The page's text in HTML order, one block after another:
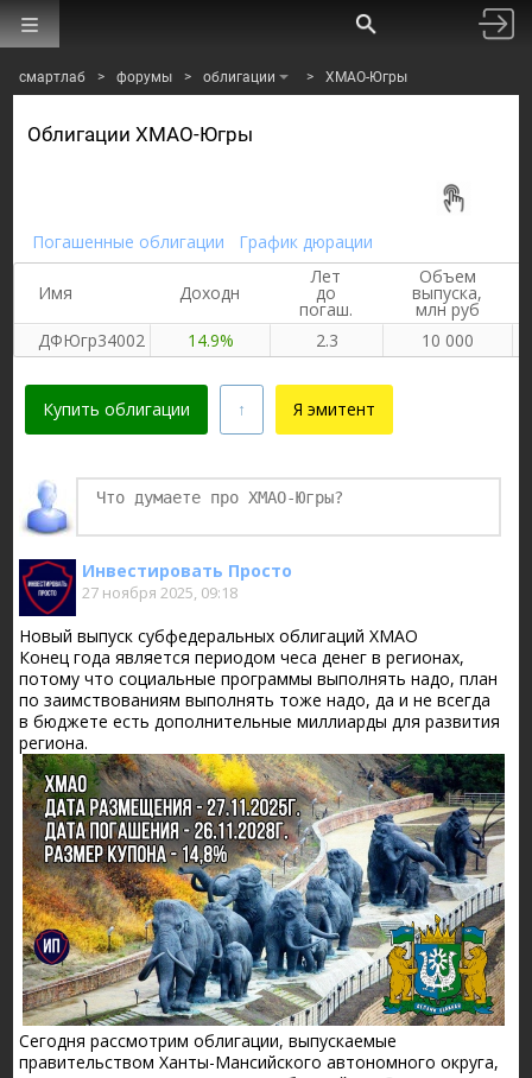
смартлаб > форумы > облигации > ХМАО-Югры
Облигации ХМАО-Югры
Погашенные облигации График дюрации
Имя Доходн
Лет
до
погаш.
Объем
выпуска,
млн руб
ДФЮгр34002
14.9% 2.3 10 000
Купить облигации
Финаме
Я эмитент
Инвестировать Просто
27 ноября 2025, 09:18
Новый выпуск субфедеральных облигаций ХМАО
Конец года является периодом чеса денег в регионах,
потому что социальные программы выполнять надо, план
по заимствованиям выполнять тоже надо, да и не всегда
в бюджете есть дополнительные миллиарды для развития
региона.
Сегодня рассмотрим облигации, выпускаемые
правительством Ханты-Мансийского автономного округа,